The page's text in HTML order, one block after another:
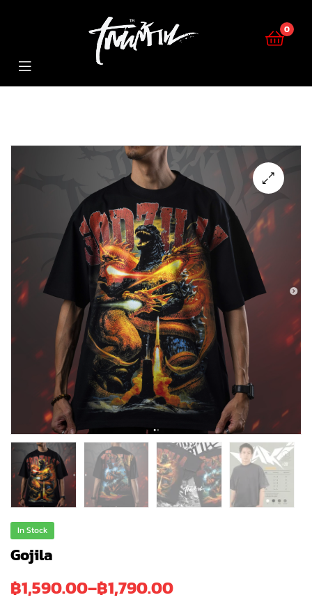
KERNTAN
0
In Stock
Gojila
฿1,590.00–฿1,790.00